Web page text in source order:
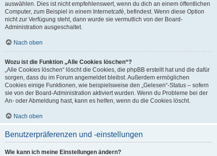
auswählen. Dies ist nicht empfehlenswert, wenn du dich an einem öffentlichen
Computer, zum Beispiel in einem Internetcafé, befindest. Wenn diese Option
nicht zur Verfügung steht, dann wurde sie vermutlich von der Board-
Administration ausgeschaltet.
Nach oben
Wozu ist die Funktion „Alle Cookies löschen“?
„Alle Cookies löschen“ löscht die Cookies, die phpBB erstellt hat und die dafür
sorgen, dass du im Forum angemeldet bleibst. Außerdem ermöglichen
Cookies einige Funktionen, wie beispielsweise den „Gelesen“-Status – sofern
sie von der Board-Administration aktiviert wurden. Wenn du Probleme bei der
An- oder Abmeldung hast, kann es helfen, wenn du die Cookies löscht.
Nach oben
Benutzerpräferenzen und -einstellungen
Wie kann ich meine Einstellungen ändern?